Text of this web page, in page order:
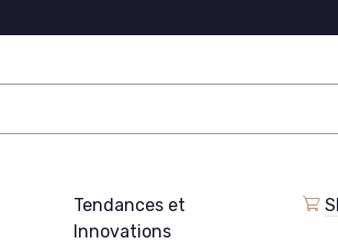
Tendances et
Innovations